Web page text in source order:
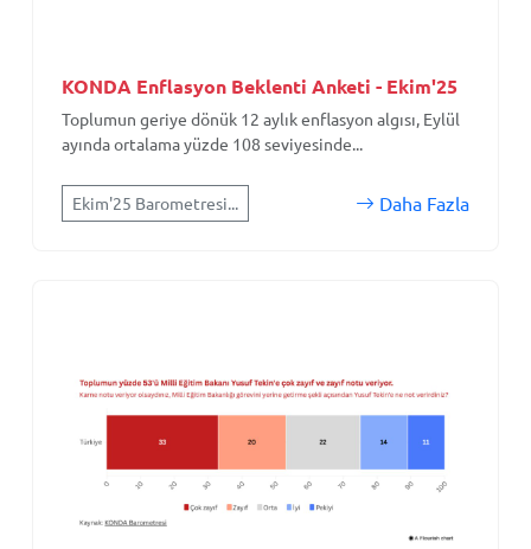
KONDA Enflasyon Beklenti Anketi - Ekim'25
Toplumun geriye dönük 12 aylık enflasyon algısı, Eylül
ayında ortalama yüzde 108 seviyesinde...
Ekim'25 Barometresi... Daha Fazla